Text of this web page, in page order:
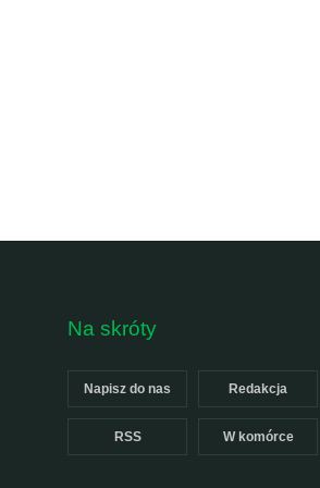
Na skróty
Napisz do nas Redakcja
RSS W komórce